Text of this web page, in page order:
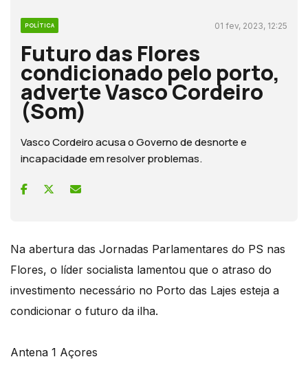
POLÍTICA 01 fev, 2023, 12:25
Futuro das Flores
condicionado pelo porto,
adverte Vasco Cordeiro
(Som)
Vasco Cordeiro acusa o Governo de desnorte e
incapacidade em resolver problemas.
Na abertura das Jornadas Parlamentares do PS nas
Flores, o líder socialista lamentou que o atraso do
investimento necessário no Porto das Lajes esteja a
condicionar o futuro da ilha.
Antena 1 Açores